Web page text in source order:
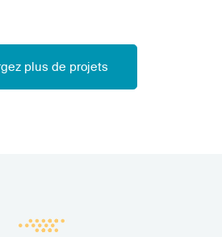
plus de projets